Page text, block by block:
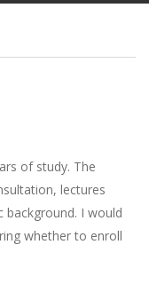
of study. The
lectures
background. I would
whether to enroll